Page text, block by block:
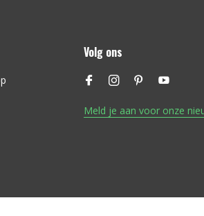
Volg ons
Meld je aan voor onze